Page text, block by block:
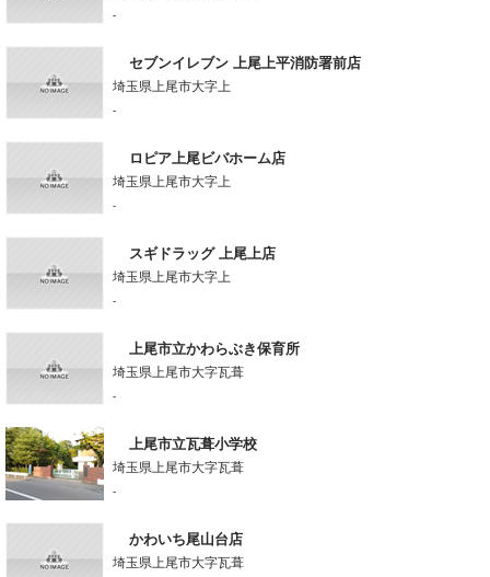
-
セブンイレブン 上尾上平消防署前店
埼玉県上尾市大字上
-
ロピア上尾ビバホーム店
埼玉県上尾市大字上
-
スギドラッグ 上尾上店
埼玉県上尾市大字上
-
上尾市立かわらぶき保育所
埼玉県上尾市大字瓦葺
-
上尾市立瓦葺小学校
埼玉県上尾市大字瓦葺
-
かわいち尾山台店
埼玉県上尾市大字瓦葺